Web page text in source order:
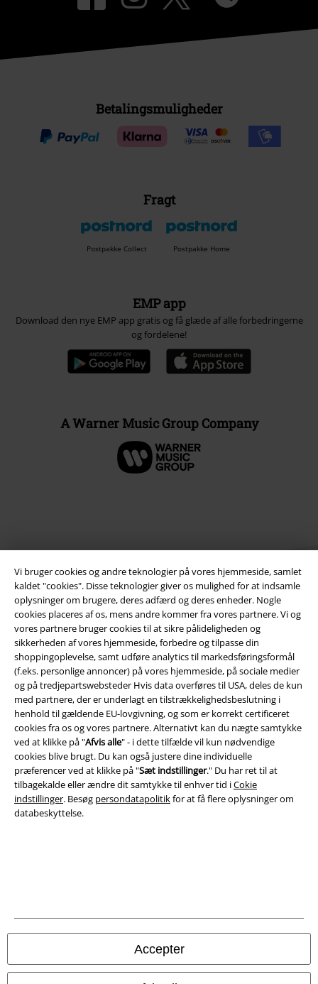
Vi bruger cookies og andre teknologier på vores hjemmeside, samlet
kaldet "cookies". Disse teknologier giver os mulighed for at indsamle
oplysninger om brugere, deres adfærd og deres enheder. Nogle
cookies placeres af os, mens andre kommer fra vores partnere. Vi og
vores partnere bruger cookies til at sikre pålideligheden og
sikkerheden af ​​vores hjemmeside, forbedre og tilpasse din
shoppingoplevelse, samt udføre analytics til markedsføringsformål
(f.eks. personlige annoncer) på vores hjemmeside, på sociale medier
og på tredjepartswebsteder Hvis data overføres til USA, deles de kun
med partnere, der er underlagt en tilstrækkelighedsbeslutning i
henhold til gældende EU-lovgivning, og som er korrekt certificeret
cookies fra os og vores partnere. Alternativt kan du nægte samtykke
ved at klikke på "Afvis alle" - i dette tilfælde vil kun nødvendige
cookies blive brugt. Du kan også justere dine individuelle
præferencer ved at klikke på "Sæt indstillinger." Du har ret til at
tilbagekalde eller ændre dit samtykke til enhver tid iCokie
indstillinger. Besøg persondatapolitikfor at få flere oplysninger om
databeskyttelse.
Accepter
Betalingsmuligheder
Fragt
Postpakke Collect Postpakke Home
EMP app
Download den nye EMP app gratis og få glæde af alle forbedringerne
og fordelene!
A Warner Music Group Company
Juridisk
Salgs-, medlems- & leveringsbetingelser
Om EMP Danmark
Persondatapolitik
Bortskaffelse af affald og miljøbeskyttelse
Overensstemmelseserklæring
Oplysninger om tilgængelighed